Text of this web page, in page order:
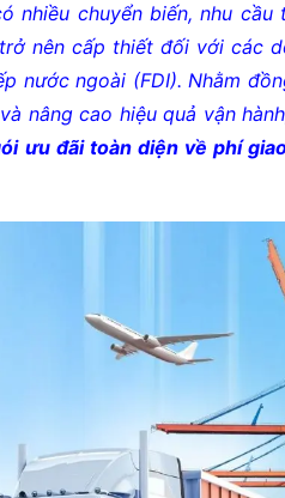
nhiều chuyển biến, nhu cầu
nên cấp thiết đối với các
nước ngoài (FDI). Nhằm
nâng cao hiệu quả vận
ưu đãi toàn diện về phí